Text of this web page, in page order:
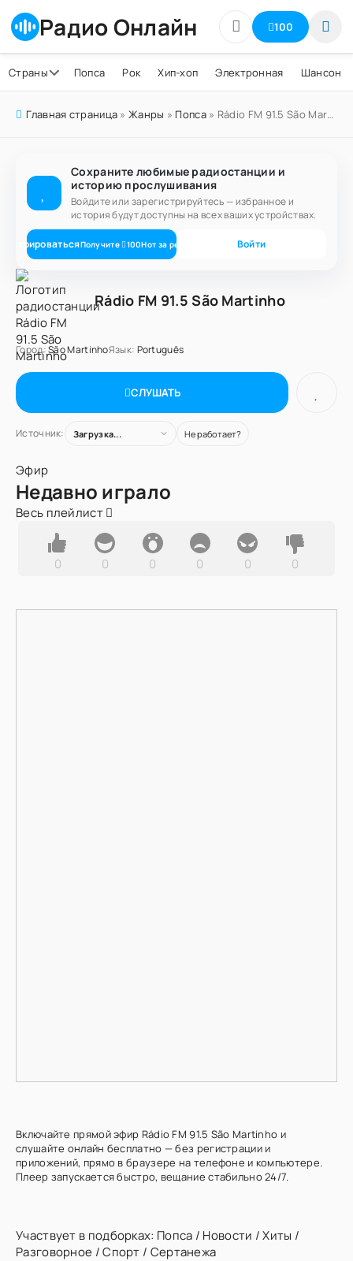
Радио Онлайн 100
Страны Попса Рок Хип-хоп Электронная Шансон
Главная страница »Жанры » Попса» Rádio FM 91.5 São Martinho
Сохраните любимые радиостанции и
историю прослушивания
Войдите или зарегистрируйтесь — избранное и
история будут доступны на всех ваших устройствах.
Получите 100Нот за регистрацию Войти
Rádio FM 91.5 São Martinho
Город:São MartinhoЯзык: Português
СЛУШАТЬ
Источник: Загрузка... Не работает?
Эфир
Недавно играло
Весь плейлист
0 0 0 0 0 0
Включайте прямой эфир Rádio FM 91.5 São Martinho и
слушайте онлайн бесплатно — без регистрации и
приложений, прямо в браузере на телефоне и компьютере.
Плеер запускается быстро, вещание стабильно 24/7.
Участвует в подборках: Попса / Новости /Хиты /
Разговорное /Спорт / Сертанежа